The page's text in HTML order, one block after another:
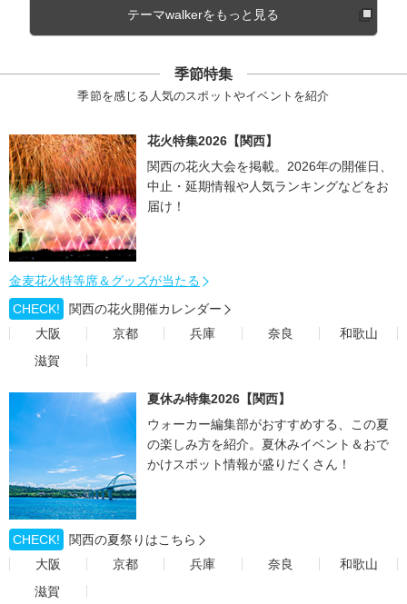
テーマwalkerをもっと見る
季節特集
季節を感じる人気のスポットやイベントを紹介
花火特集2026【関西】
関西の花火大会を掲載。2026年の開催日、
中止・延期情報や人気ランキングなどをお
届け！
金麦花火特等席＆グッズが当たる
CHECK!
関西の花火開催カレンダー
大阪
京都 兵庫 奈良
和歌山
滋賀
夏休み特集2026【関西】
ウォーカー編集部がおすすめする、この夏
の楽しみ方を紹介。夏休みイベント＆おで
かけスポット情報が盛りだくさん！
CHECK!
関西の夏祭りはこちら
大阪
京都 兵庫 奈良
和歌山
滋賀